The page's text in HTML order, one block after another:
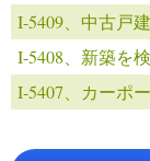
I-5409、中古戸
I-5408、新築を
I-5407、カーポ